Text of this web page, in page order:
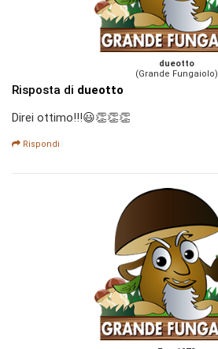
dueotto
(Grande Fungaiolo)
Risposta di dueotto
Direi ottimo!!!😃👏👏👏
Rispondi